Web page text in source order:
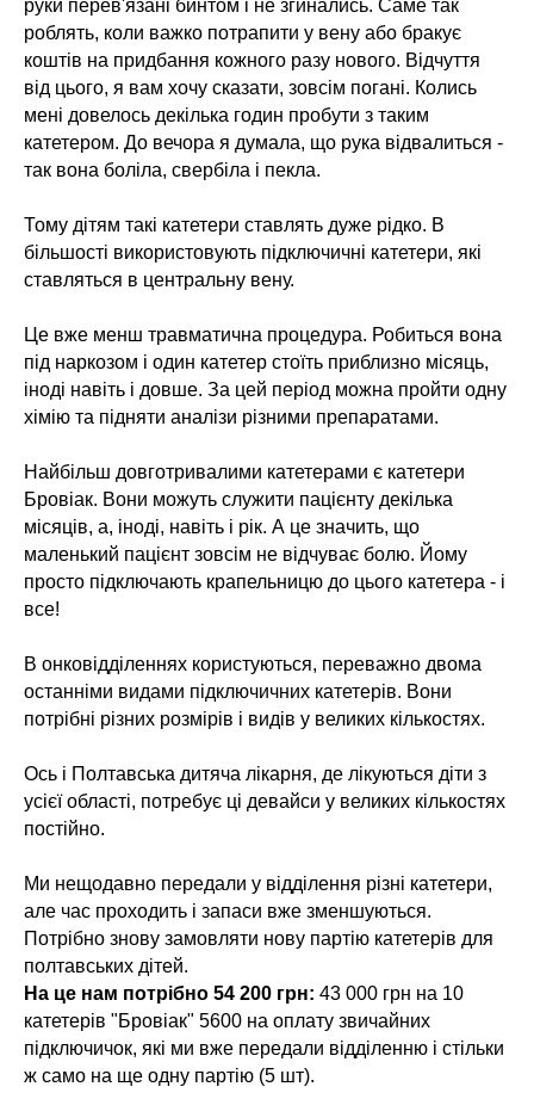
руки перев'язані бинтом і не згинались. Саме так
роблять, коли важко потрапити у вену або бракує
коштів на придбання кожного разу нового. Відчуття
від цього, я вам хочу сказати, зовсім погані. Колись
мені довелось декілька годин пробути з таким
катетером. До вечора я думала, що рука відвалиться -
так вона боліла, свербіла і пекла.
Тому дітям такі катетери ставлять дуже рідко. В
більшості використовують підключичні катетери, які
ставляться в центральну вену.
Це вже менш травматична процедура. Робиться вона
під наркозом і один катетер стоїть приблизно місяць,
іноді навіть і довше. За цей період можна пройти одну
хімію та підняти аналізи різними препаратами.
Найбільш довготривалими катетерами є катетери
Бровіак. Вони можуть служити пацієнту декілька
місяців, а, іноді, навіть і рік. А це значить, що
маленький пацієнт зовсім не відчуває болю. Йому
просто підключають крапельницю до цього катетера - і
все!
В онковідділеннях користуються, переважно двома
останніми видами підключичних катетерів. Вони
потрібні різних розмірів і видів у великих кількостях.
Ось і Полтавська дитяча лікарня, де лікуються діти з
усієї області, потребує ці девайси у великих кількостях
постійно.
Ми нещодавно передали у відділення різні катетери,
але час проходить і запаси вже зменшуються.
Потрібно знову замовляти нову партію катетерів для
полтавських дітей.
На це нам потрібно 54 200 грн: 43 000 грн на 10
катетерів "Бровіак" 5600 на оплату звичайних
підключичок, які ми вже передали відділенню і стільки
ж само на ще одну партію (5 шт).